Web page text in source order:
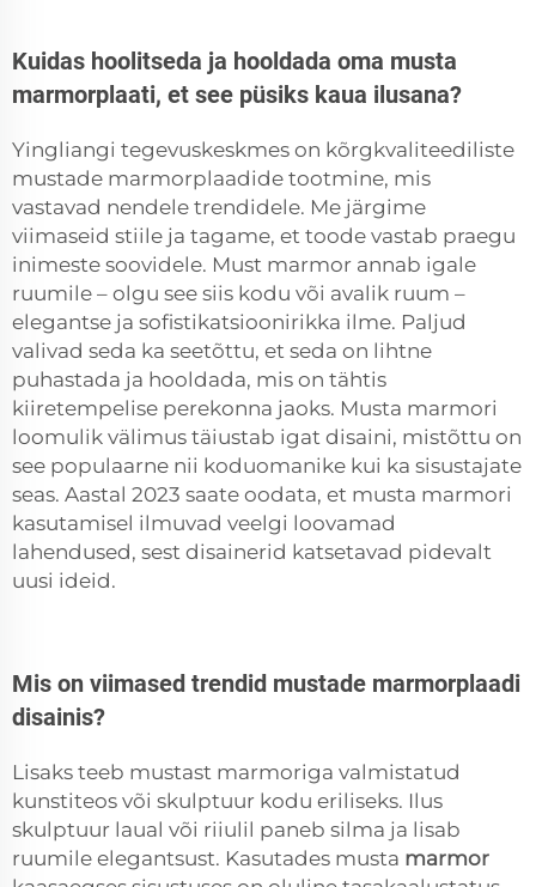
Kuidas hoolitseda ja hooldada oma musta
marmorplaati, et see püsiks kaua ilusana?
Yingliangi tegevuskeskmes on kõrgkvaliteediliste
mustade marmorplaadide tootmine, mis
vastavad nendele trendidele. Me järgime
viimaseid stiile ja tagame, et toode vastab praegu
inimeste soovidele. Must marmor annab igale
ruumile – olgu see siis kodu või avalik ruum –
elegantse ja sofistikatsioonirikka ilme. Paljud
valivad seda ka seetõttu, et seda on lihtne
puhastada ja hooldada, mis on tähtis
kiiretempelise perekonna jaoks. Musta marmori
loomulik välimus täiustab igat disaini, mistõttu on
see populaarne nii koduomanike kui ka sisustajate
seas. Aastal 2023 saate oodata, et musta marmori
kasutamisel ilmuvad veelgi loovamad
lahendused, sest disainerid katsetavad pidevalt
uusi ideid.
Mis on viimased trendid mustade marmorplaadi
disainis?
Lisaks teeb mustast marmoriga valmistatud
kunstiteos või skulptuur kodu eriliseks. Ilus
skulptuur laual või riiulil paneb silma ja lisab
ruumile elegantsust. Kasutades musta marmor